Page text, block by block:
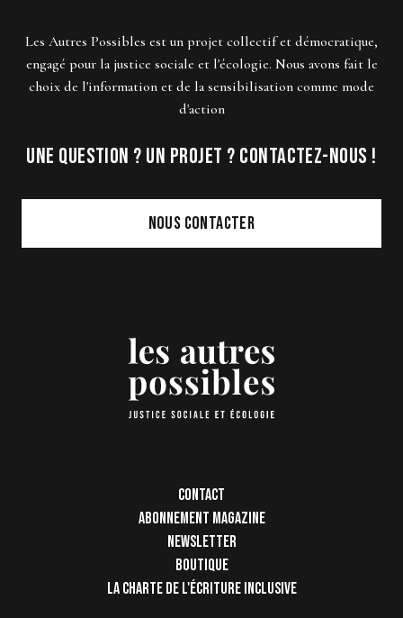
Les Autres Possibles est un projet collectif et démocratique,
engagé pour la justice sociale et l'écologie. Nous avons fait le
choix de l'information et de la sensibilisation comme mode
d'action
Une question ? Un projet ? Contactez-nous !
Nous contacter
Contact
Abonnement magazine
Newsletter
Boutique
La charte de l'écriture inclusive